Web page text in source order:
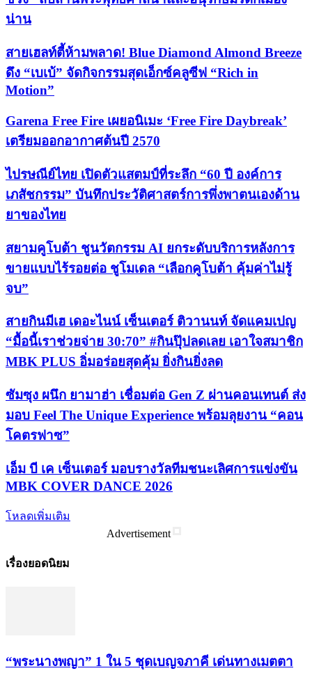
น่าน
สายเฮลท์ตี้ห้ามพลาด! Blue Diamond Almond Breeze
ดึง “เบเบ้” จัดกิจกรรมสุดเอ็กซ์คลูซีฟ “Rich in
Motion”
Garena Free Fire เผยอนิเมะ ‘Free Fire Daybreak’
เตรียมออกอากาศต้นปี 2570
ไปรษณีย์ไทย เปิดตัวแสตมป์ที่ระลึก “60 ปี องค์การ
เภสัชกรรม” บันทึกประวัติศาสตร์การพึ่งพาตนเองด้าน
ยาของไทย
สยามคูโบต้า ชูนวัตกรรม AI ยกระดับบริการหลังการ
ขายแบบไร้รอยต่อ ชูโมเดล “เลือกคูโบต้า คุ้มค่าไม่รู้
จบ”
สายกินมีเฮ เดอะไนน์ เซ็นเตอร์ ติวานนท์ จัดแคมเปญ
“มื้อนี้เราช่วยจ่าย 30:70” #กินปุ๊ปลดเลย เอาใจสมาชิก
MBK PLUS อิ่มอร่อยสุดคุ้ม ยิ่งกินยิ่งลด
ซัมซุง ผนึก ยามาฮ่า เชื่อมต่อ Gen Z ผ่านคอนเทนต์ ส่ง
มอบ Feel The Unique Experience พร้อมลุยงาน “คอน
โคตรฟาซ”
เอ็ม บี เค เซ็นเตอร์ มอบรางวัลทีมชนะเลิศการแข่งขัน
MBK COVER DANCE 2026
โหลดเพิ่มเติม
Advertisement
เรื่องยอดนิยม
“พระ​นาง​พญา” 1 ใน 5​ ชุดเบญจ​ภาคี​ เด่นทางเมตตา​